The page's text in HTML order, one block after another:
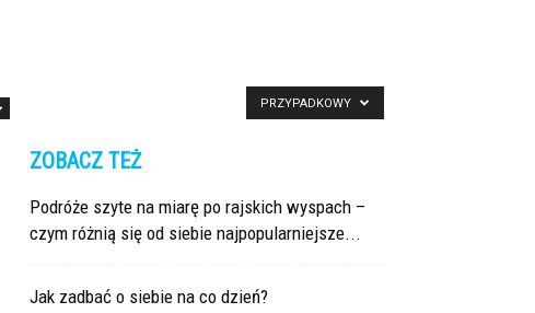
PRZYPADKOWY
ZOBACZ TEŻ
Podróże szyte na miarę po rajskich wyspach –
czym różnią się od siebie najpopularniejsze...
Jak zadbać o siebie na co dzień?